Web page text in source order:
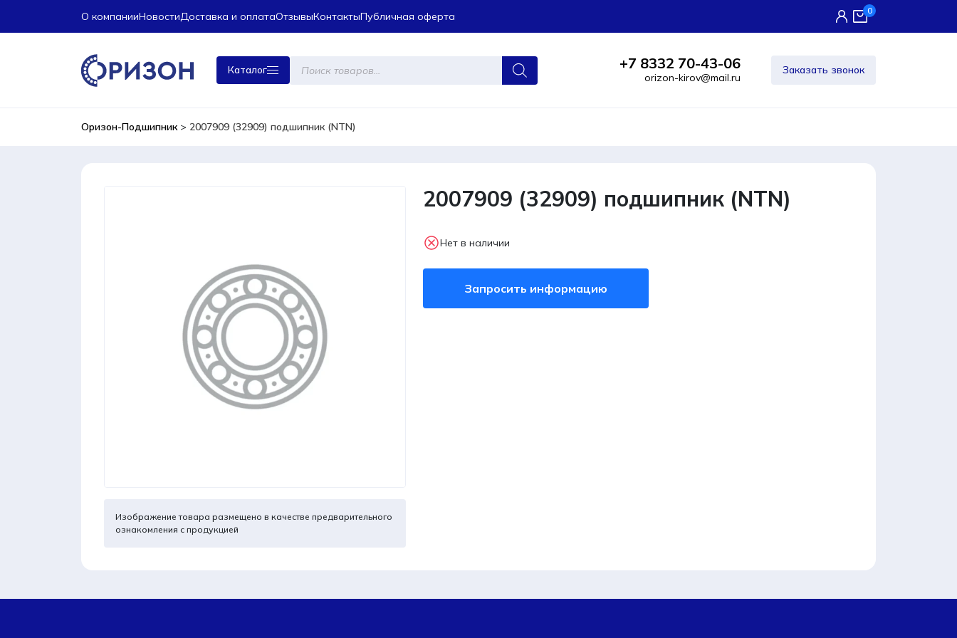
О компанииНовостиДоставка и оплатаОтзывыКонтактыПубличная оферта 0
Каталог
Поиск
товаров +7 8332 70-43-06
orizon-kirov@mail.ru
Заказать звонок
Оризон-Подшипник> 2007909 (32909) подшипник (NTN)
Изображение товара размещено в качестве предварительного
ознакомления с продукцией
2007909 (32909) подшипник (NTN)
Нет в наличии
Запросить информацию